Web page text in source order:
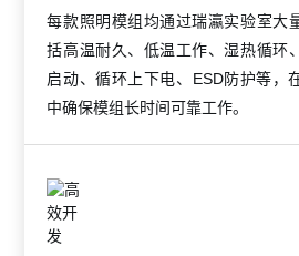
每款照明模组均通过瑞瀛实验室大
括高温耐久、低温工作、湿热循环
启动、循环上下电、ESD防护等，
中确保模组长时间可靠工作。